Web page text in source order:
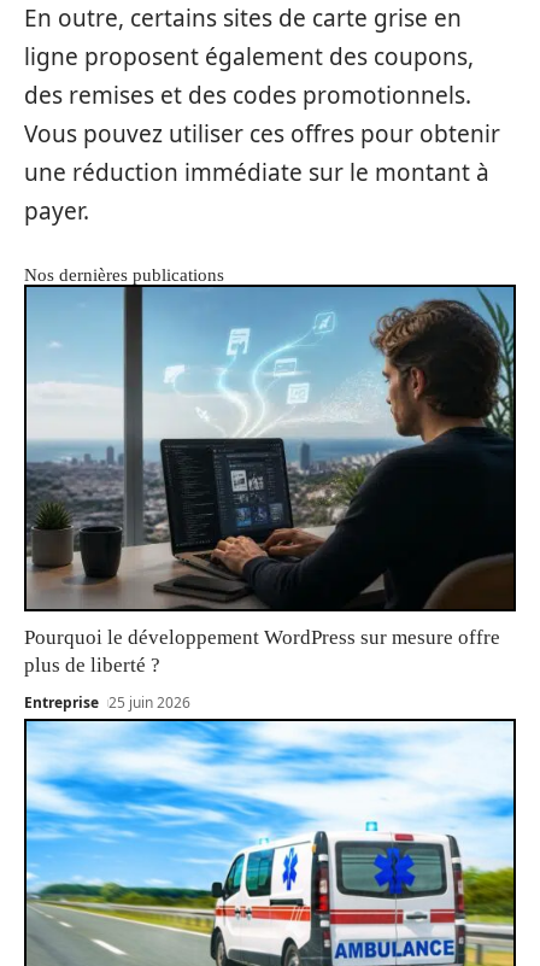
En outre, certains sites de carte grise en
ligne proposent également des coupons,
des remises et des codes promotionnels.
Vous pouvez utiliser ces offres pour obtenir
une réduction immédiate sur le montant à
payer.
Nos dernières publications
Pourquoi le développement WordPress sur mesure offre
plus de liberté ?
Entreprise 25 juin 2026